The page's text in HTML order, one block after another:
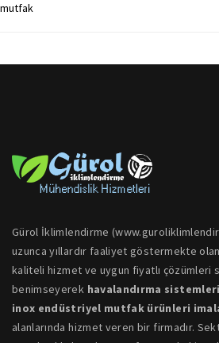
mutfak
Gürol İklimlendirme
uzunca yıllardır faaliyet göstermekte
kaliteli hizmet ve uygun fiyatlı çözümleri
benimseyerek havalandırma
inox endüstriyel mutfak ürünleri
alanlarında hizmet veren bir firmadır.